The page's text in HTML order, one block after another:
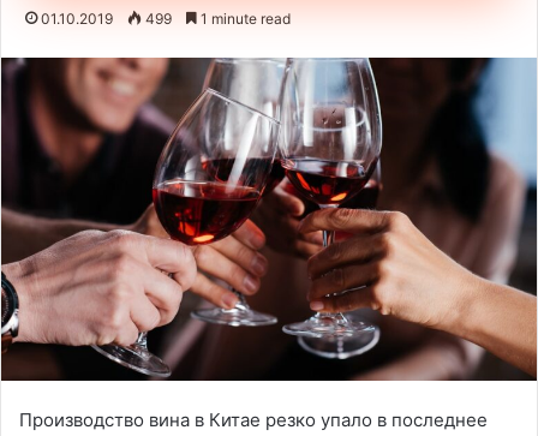
01.10.2019 499 1 minute read
Производство вина в Китае резко упало в последнее